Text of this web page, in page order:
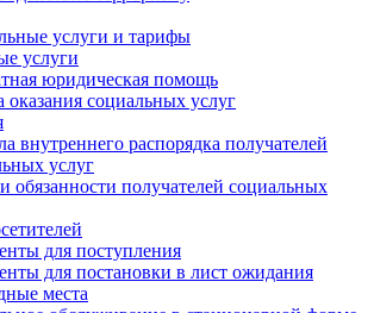
услуги и тарифы
услуги
юридическая помощь
оказания социальных услуг
внутреннего распорядка получателей
услуг
обязанности получателей социальных
для поступления
для постановки в лист ожидания
места